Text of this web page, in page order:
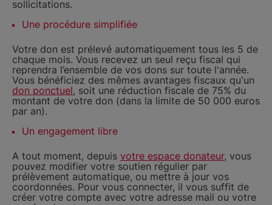
sollicitations.
Une procédure simplifiée
Votre don est prélevé automatiquement tous les 5 de
chaque mois. Vous recevez un seul reçu fiscal qui
reprendra l’ensemble de vos dons sur toute l'année.
Vous bénéficiez des mêmes avantages fiscaux qu'un
don ponctuel, soit une réduction fiscale de 75% du
montant de votre don (dans la limite de 50 000 euros
par an).
Un engagement libre
A tout moment, depuis votre espace donateur, vous
pouvez modifier votre soutien régulier par
prélèvement automatique, ou mettre à jour vos
coordonnées. Pour vous connecter, il vous suffit de
créer votre compte avec votre adresse mail ou votre